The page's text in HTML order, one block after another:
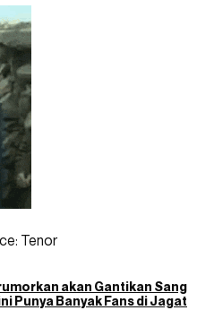
Tenor
akan Gantikan Sang
Punya Banyak Fans di Jagat